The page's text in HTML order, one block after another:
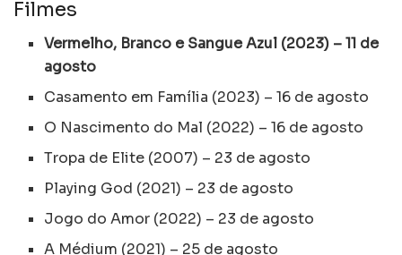
Filmes
Vermelho, Branco e Sangue Azul (2023) – 11 de
agosto
Casamento em Família (2023) – 16 de agosto
O Nascimento do Mal (2022) – 16 de agosto
Tropa de Elite (2007) – 23 de agosto
Playing God (2021) – 23 de agosto
Jogo do Amor (2022) – 23 de agosto
A Médium (2021) – 25 de agosto